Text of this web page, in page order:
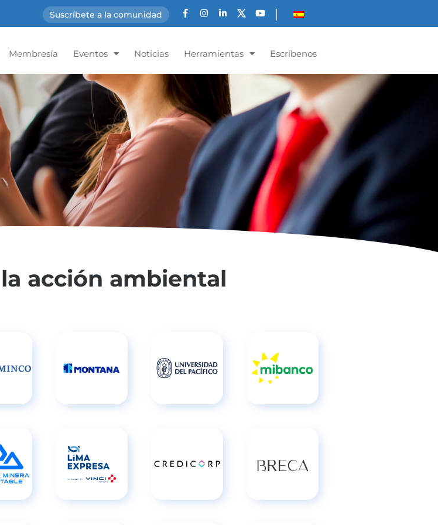
Suscríbete a la comunidad
Membresía Eventos Noticias Herramientas Escríbenos
acción ambiental